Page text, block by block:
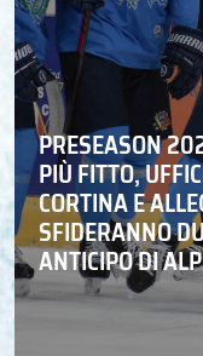
PRESEASON
PIÙ FITTO,
CORTINA E
SFIDERANNO
ANTICIPO DI